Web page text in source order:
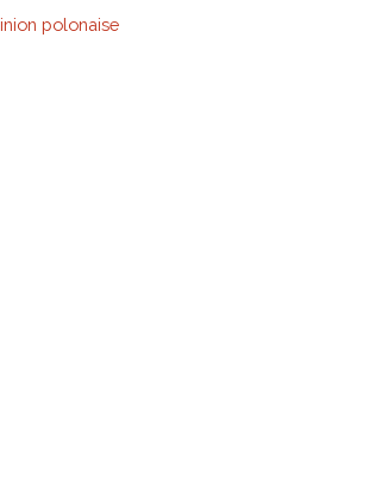
polonaise